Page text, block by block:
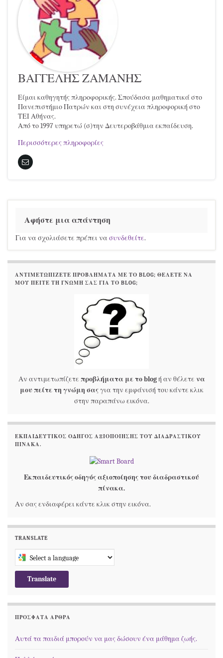
ΒΑΓΓΕΛΗΣ ΖΑΜΑΝΗΣ
Είμαι καθηγητής πληροφορικής. Σπούδασα μαθηματικά στο
Πανεπιστήμιο Πατρών και στη συνέχεια πληροφορική στο
ΤΕΙ Αθήνας.
Από το 1997 υπηρετώ (σ)την Δευτεροβάθμια εκπαίδευση.
Περισσότερες πληροφορίες
Αφήστε μια απάντηση
Για να σχολιάσετε πρέπει να συνδεθείτε.
ΑΝΤΙΜΕΤΩΠΊΖΕΤΕ ΠΡΟΒΛΉΜΑΤΑ ΜΕ ΤΟ BLOG; ΘΈΛΕΤΕ ΝΑ
ΜΟΥ ΠΕΊΤΕ ΤΗ ΓΝΏΜΗ ΣΑΣ ΓΙΑ ΤΟ BLOG;
Αν αντιμετωπίζετε προβλήματα με το blogή αν θέλετε να
μου πείτε τη γνώμη σαςγια την εμφάνισή του κάντε κλικ
στην παραπάνω εικόνα.
ΕΚΠΑΙΔΕΥΤΙΚΌΣ ΟΔΗΓΌΣ ΑΞΙΟΠΟΊΗΣΗΣ ΤΟΥ ΔΙΑΔΡΑΣΤΙΚΟΎ
ΠΊΝΑΚΑ.
Εκπαιδευτικός οδηγός αξιοποίησης του διαδραστικού
πίνακα.
Αν σας ενδιαφέρει κάντε κλικ στην εικόνα.
TRANSLATE
Select a language to translate this page
Translate
ΠΡΌΣΦΑΤΑ ΆΡΘΡΑ
Αυτά τα παιδιά μπορούν να μας δώσουν ένα μάθημα ζωής.